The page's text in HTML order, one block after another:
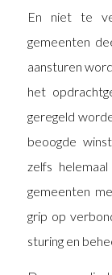
En niet te
gemeenten
aansturen
het
geregeld
beoogde
zelfs
gemeenten
grip op
sturing en